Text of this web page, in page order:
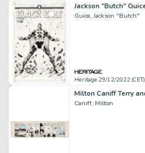
Guice, Jackson "Butch"
Heritage 29/12/2022 (CET)
Caniff, Milton